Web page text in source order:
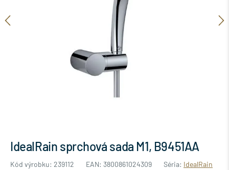
IdealRain sprchová sada M1, B9451AA
Kód výrobku: 239112 EAN: 3800861024309 Séria: IdealRain